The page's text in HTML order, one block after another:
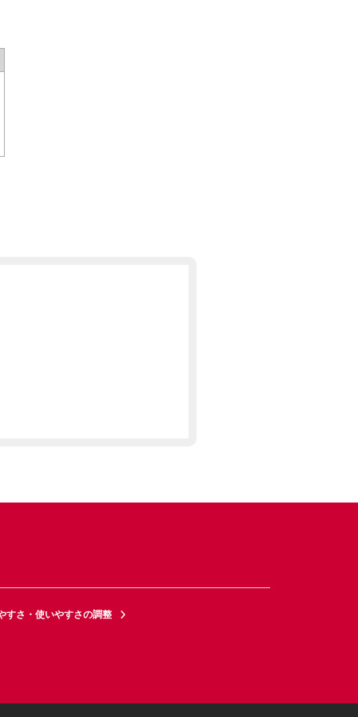
すさ・使いやすさの調整